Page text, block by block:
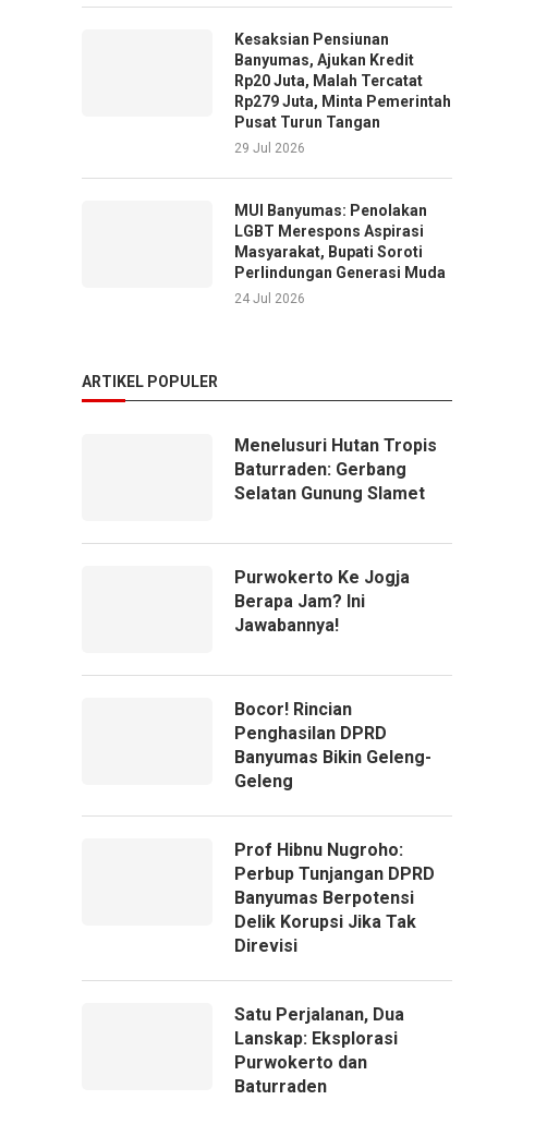
Kesaksian Pensiunan
Banyumas, Ajukan Kredit
Rp20 Juta, Malah Tercatat
Rp279 Juta, Minta Pemerintah
Pusat Turun Tangan
29 Jul 2026
MUI Banyumas: Penolakan
LGBT Merespons Aspirasi
Masyarakat, Bupati Soroti
Perlindungan Generasi Muda
24 Jul 2026
ARTIKEL POPULER
Menelusuri Hutan Tropis
Baturraden: Gerbang
Selatan Gunung Slamet
Purwokerto Ke Jogja
Berapa Jam? Ini
Jawabannya!
Bocor! Rincian
Penghasilan DPRD
Banyumas Bikin Geleng-
Geleng
Prof Hibnu Nugroho:
Perbup Tunjangan DPRD
Banyumas Berpotensi
Delik Korupsi Jika Tak
Direvisi
Satu Perjalanan, Dua
Lanskap: Eksplorasi
Purwokerto dan
Baturraden